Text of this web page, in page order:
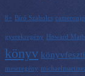
8+ Bíró Szabolcs
gyerekregény Howard
könyv
meseregény